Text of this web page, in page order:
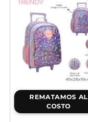
REMATAMOS AL
COSTO